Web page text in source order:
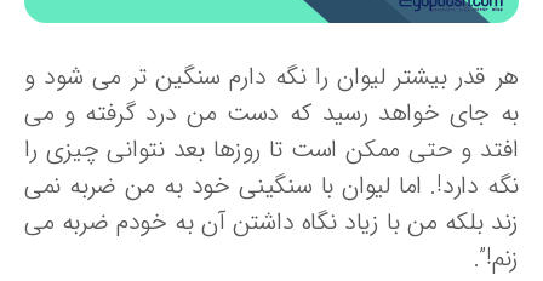
قدر بیشتر لیوان را نگه دارم سنگین تر می شود و
جای خواهد رسید که دست من درد گرفته و می
و حتی ممکن است تا روزها بعد نتوانی چیزی را
دارد!. اما لیوان با سنگینی خود به من ضربه نمی
بلکه من با زیاد نگاه داشتن آن به خودم ضربه می